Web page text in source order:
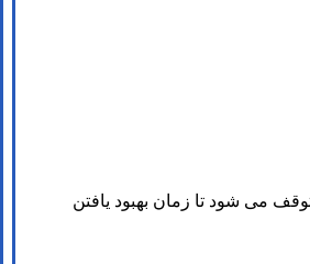
260 ولت برسد. در صورت بروز این ارور دستگاه متوقف می شود تا زمان بهبود یافتن